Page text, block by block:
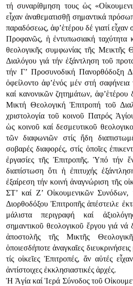
τή συναρίθμηση τους ὡς
εἶχαν ἀναθεματισθῇ σημαντικά
παραδόσεως, ἀφ’ἑτέρου δέ γιατί εἶχαν
Προφανῶς, ἡ ἐντυπωσιακή ταχύτητα
θεολογικῆς συμφωνίας τῆς Μεικτῆς
Διαλόγου γιά τήν ἐξάντληση τοῦ
τήν Γ’ Προσυνοδική Πανορθόδοξη
ὀφείλοντο ἀφ’ἑνός μέν στή
καί κανονικῶν ζητημάτων,
Μικτή Θεολογική Ἐπιτροπή τοῦ
χριστολογία τοῦ κοινοῦ Πατρός
ὡς κοινοῦ καί δεσμευτικοῦ
τῶν διαφωνιῶν στίς ἤδη
σοβαρές διαφορές, στίς ὁποῖες
ἐργασίες τῆς Ἐπιτροπῆς. Ὑπό τήν
διαπίστωση ὅτι ἡ ἐπιτυχής
ἐξαίρεση τήν κοινή ἀναγνώριση τῆς
ΣΤ’ καί Ζ’ Οἰκουμενικῶν Συνόδων,
Διορθοδόξου Ἐπιτροπῆς ἀπέστειλε
μάλιστα περιγραφή καί
σημαντικοῦ θεολογικοῦ ἔργου γιά
ἀποστολῆς τῆς Μικτῆς
ὁποιεσδήποτε ἀναγκαῖες
τίς οἰκεῖες Ἐπιτροπές, ἄν αὐτές
ἀντίστοιχες ἐκκλησιαστικές ἀρχές.
Ἡ Ἁγία καί Ἱερά Σύνοδος τοῦ